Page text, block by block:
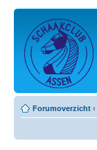
Forumoverzicht ‹